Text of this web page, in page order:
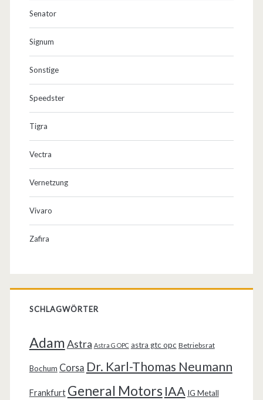
Senator
Signum
Sonstige
Speedster
Tigra
Vectra
Vernetzung
Vivaro
Zafira
SCHLAGWÖRTER
AdamAstra Astra G OPC astra gtc opc Betriebsrat
Bochum Corsa Dr. Karl-Thomas Neumann
Frankfurt General Motors IAA IG Metall